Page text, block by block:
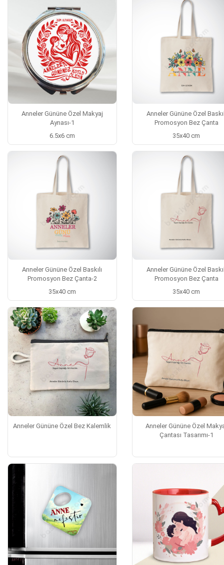
Anneler Gününe Özel Makyaj
Aynası-1
6.5x6 cm
Anneler Gününe Özel
Promosyon Bez Çanta
35x40 cm
Anneler Gününe Özel Baskılı
Promosyon Bez Çanta-2
35x40 cm
Anneler Gününe Özel
Promosyon Bez Çanta
35x40 cm
Anneler Gününe Özel Bez Kalemlik
Anneler Gününe Özel
Çantası Tasarımı-1